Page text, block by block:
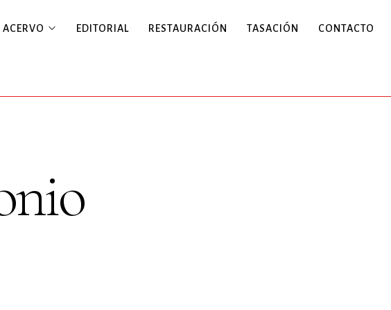
EDITORIAL RESTAURACIÓN TASACIÓN CONTACTO